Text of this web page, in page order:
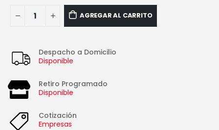
AGREGAR AL CARRITO
Despacho a Domicilio
Disponible
Retiro Programado
Disponible
Cotización
Empresas